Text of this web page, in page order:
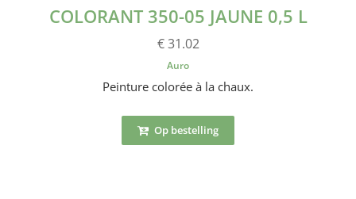
COLORANT 350-05 JAUNE 0,5 L
€ 31.02
Auro
Peinture colorée à la chaux.
Op bestelling